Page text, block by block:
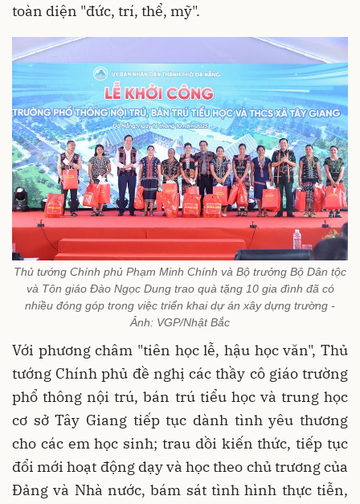
toàn diện "đức, trí, thể, mỹ".
Thủ tướng Chính phủ Phạm Minh Chính và Bộ trưởng Bộ Dân tộc
và Tôn giáo Đào Ngọc Dung trao quà tặng 10 gia đình đã có
nhiều đóng góp trong việc triển khai dự án xây dựng trường -
Ảnh: VGP/Nhật Bắc
Với phương châm "tiên học lễ, hậu học văn", Thủ
tướng Chính phủ đề nghị các thầy cô giáo trường
phổ thông nội trú, bán trú tiểu học và trung học
cơ sở Tây Giang tiếp tục dành tình yêu thương
cho các em học sinh; trau dồi kiến thức, tiếp tục
đổi mới hoạt động dạy và học theo chủ trương của
Đảng và Nhà nước, bám sát tình hình thực tiễn,